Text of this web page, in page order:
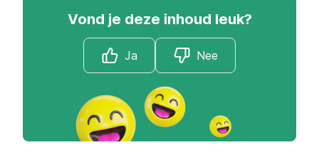
Vond je deze inhoud leuk?
Ja Nee